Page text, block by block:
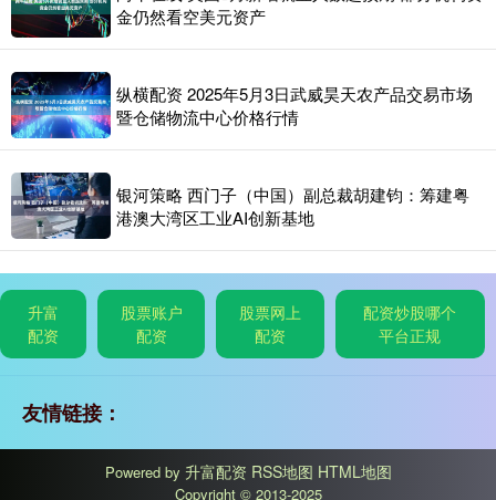
金仍然看空美元资产
纵横配资 2025年5月3日武威昊天农产品交易市场
暨仓储物流中心价格行情
银河策略 西门子（中国）副总裁胡建钧：筹建粤
港澳大湾区工业AI创新基地
升富
配资
股票账户
配资
股票网上
配资
配资炒股哪个
平台正规
友情链接：
Powered by 升富配资 RSS地图 HTML地图
Copyright © 2013-2025